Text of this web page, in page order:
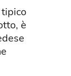
è